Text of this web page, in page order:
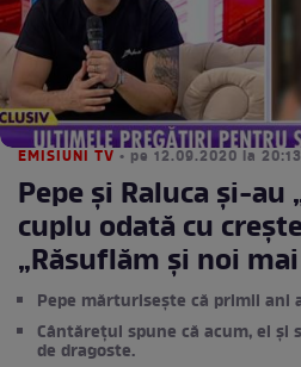
EMISIUNI TV • pe 12.09.2020 la 20:13
Pepe și Raluca și-
cuplu odată cu
„Răsuflăm și noi
Pepe mărturisește că primii
Cântărețul spune că acum, el
de dragoste.